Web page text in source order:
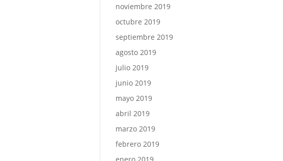
noviembre 2019
octubre 2019
septiembre 2019
agosto 2019
julio 2019
junio 2019
mayo 2019
abril 2019
marzo 2019
febrero 2019